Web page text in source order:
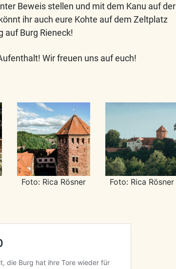
Beweis stellen und mit dem Kanu auf der
ihr auch eure Kohte auf dem Zeltplatz
auf Burg Rieneck!
Wir freuen uns auf euch!
Foto: Rica Rösner Foto: Rica Rösner